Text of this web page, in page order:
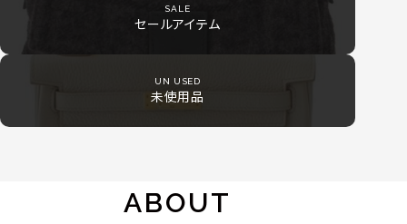
SALE
セールアイテム
UN USED
未使用品
ABOUT